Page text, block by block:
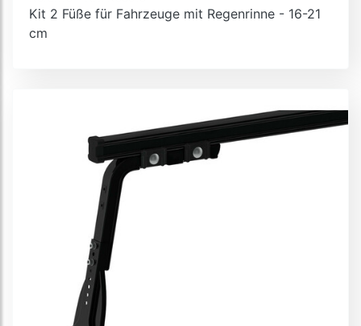
Kit 2 Füße für Fahrzeuge mit Regenrinne - 16-21
cm